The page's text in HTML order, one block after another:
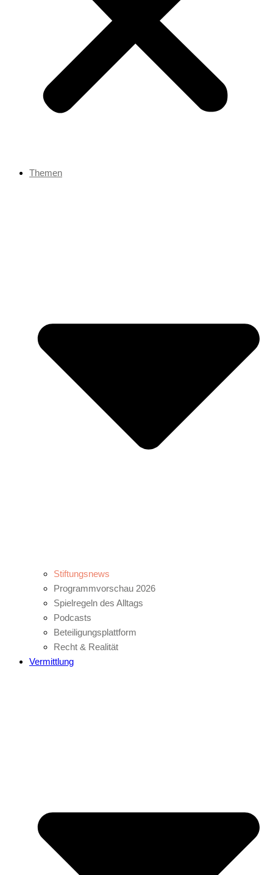
Themen
Stiftungsnews
Programmvorschau 2026
Spielregeln des Alltags
Podcasts
Beteiligungsplattform
Recht & Realität
Vermittlung